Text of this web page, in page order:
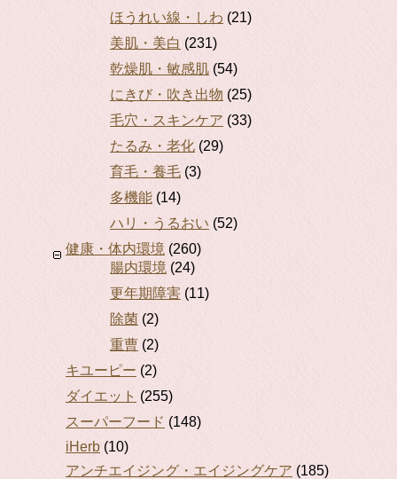
ほうれい線・しわ (21)
美肌・美白 (231)
乾燥肌・敏感肌 (54)
にきび・吹き出物 (25)
毛穴・スキンケア (33)
たるみ・老化 (29)
育毛・養毛 (3)
多機能 (14)
ハリ・うるおい (52)
健康・体内環境 (260)
腸内環境 (24)
更年期障害 (11)
除菌 (2)
重曹 (2)
キユーピー (2)
ダイエット (255)
スーパーフード (148)
iHerb (10)
アンチエイジング・エイジングケア (185)